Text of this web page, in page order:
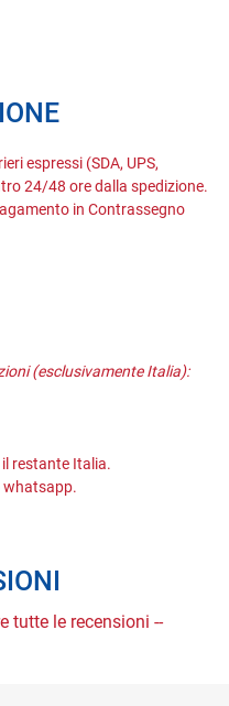
espressi (SDA, UPS,
24/48 ore dalla spedizione.
in Contrassegno
(esclusivamente Italia):
restante Italia.
whatsapp.
tutte le recensioni --